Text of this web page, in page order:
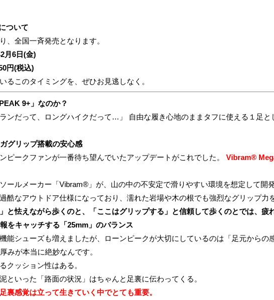
ついて
、全国一斉発売となります。
月6日(金)
円(税込)
るこのタイミングを、ぜひお見逃しなく。
9+」なのか？
ランだって、ロングハイクだって…」 自由な履き心地のままタフに使える１足
グリップ搭載の安心感
ピークファンが一番待ち望んでいたアップデートがこれでした。 Vibram®
ールメーカー「Vibram®」が、山の中の不安定で滑りやすい環境を想定して開
酷なアウトドア仕様になっており、濡れた岩場や木の根でも強烈なグリップ力
」と怯えながら歩くのと、「ここはグリップする」と信頼して歩くのとでは、疲
をキャッチする「25mm」のバランス
能シューズも増えましたが、ローンピークが大切にしているのは「足元からの
みが本当に絶妙なんです。
クッション性はある。
といった「路面の状況」はちゃんと足裏に伝わってくる。
裏感覚は立って生きていく中でとても重要。